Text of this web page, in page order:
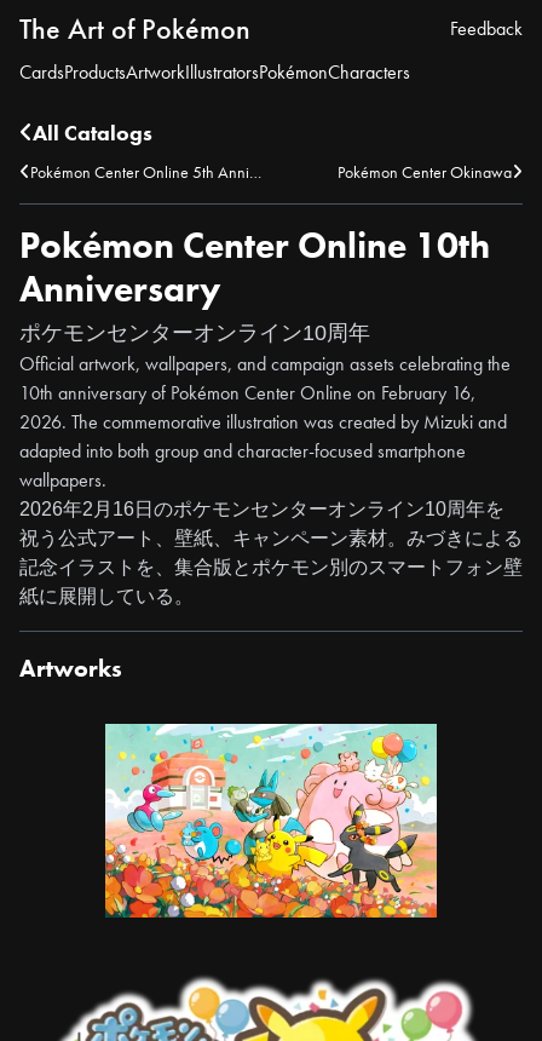
The Art of Pokémon
CardsProductsArtworkIllustratorsPokémonCharacters
Feedback
All Catalogs
Pokémon Center Online 5th Anniversary Pokémon Center Okinawa
Pokémon Center Online 10th
Anniversary
ポケモンセンターオンライン10周年
Official artwork, wallpapers, and campaign assets celebrating the
10th anniversary of Pokémon Center Online on February 16,
2026. The commemorative illustration was created by Mizuki and
adapted into both group and character-focused smartphone
wallpapers.
2026年2月16日のポケモンセンターオンライン10周年を
祝う公式アート、壁紙、キャンペーン素材。みづきによる
記念イラストを、集合版とポケモン別のスマートフォン壁
紙に展開している。
Artworks